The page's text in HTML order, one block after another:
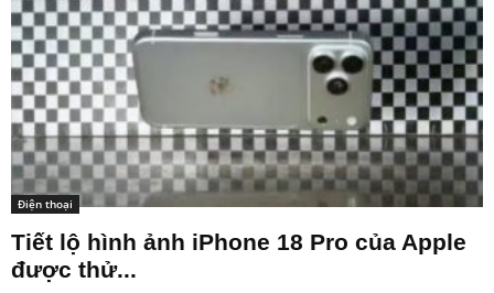
Điện thoại
Tiết lộ hình ảnh iPhone 18 Pro của Apple
được thử...